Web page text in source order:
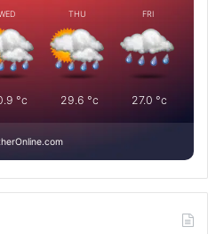
°c
THU
29.6 °c
FRI
27.0 °c